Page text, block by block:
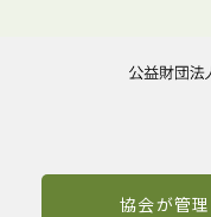
協会が管